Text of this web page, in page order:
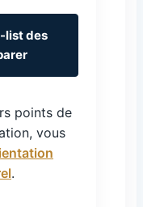
list des
points de
vous
.